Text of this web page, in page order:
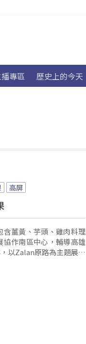
專區 歷史上的今天
高屏
含薑黃、芋頭、雞肉料理
作南區中心，輔導高雄
以Zalan原路為主題展現